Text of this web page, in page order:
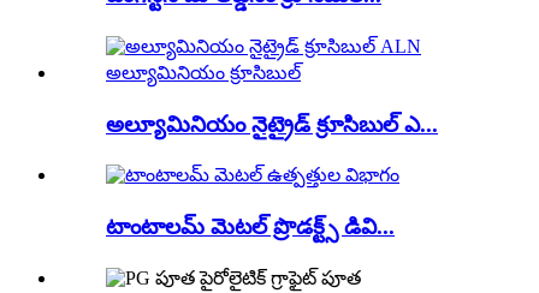
అల్యూమినియం నైట్రైడ్ క్రూసిబుల్ ఎ...
టాంటాలమ్ మెటల్ ప్రొడక్ట్స్ డివి...